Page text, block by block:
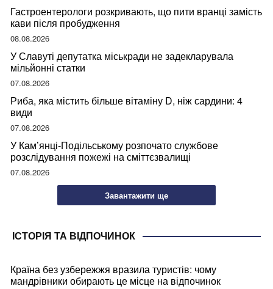
Гастроентерологи розкривають, що пити вранці замість
кави після пробудження
08.08.2026
У Славуті депутатка міськради не задекларувала
мільйонні статки
07.08.2026
Риба, яка містить більше вітаміну D, ніж сардини: 4
види
07.08.2026
У Кам’янці-Подільському розпочато службове
розслідування пожежі на сміттєзвалищі
07.08.2026
Завантажити ще
ІСТОРІЯ ТА ВІДПОЧИНОК
Країна без узбережжя вразила туристів: чому
мандрівники обирають це місце на відпочинок